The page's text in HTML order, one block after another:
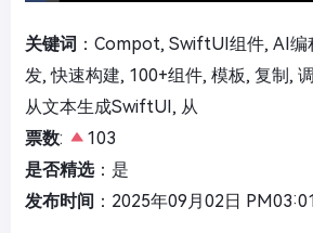
关键词 ：Compot, SwiftUI组件, AI编
发, 快速构建, 100+组件, 模板, 复制,
从文本生成SwiftUI, 从
票数:
103
是否精选：是
发布时间 ：2025年09月02日